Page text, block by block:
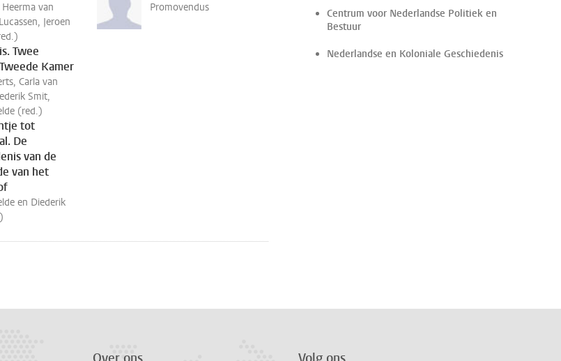
van
Jeroen
Twee
Kamer
Carla van
Smit,
(red.)
tot
De
van de
van het
en Diederik
Promovendus
Centrum voor Nederlandse Politiek en
Bestuur
Nederlandse en Koloniale Geschiedenis